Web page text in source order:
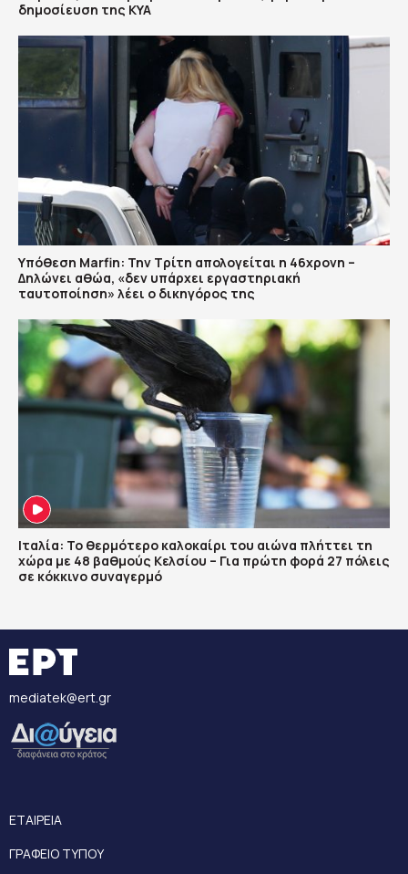
δημοσίευση της ΚΥΑ
Υπόθεση Marfin: Την Τρίτη απολογείται η 46χρονη –
Δηλώνει αθώα, «δεν υπάρχει εργαστηριακή
ταυτοποίηση» λέει ο δικηγόρος της
Ιταλία: Το θερμότερο καλοκαίρι του αιώνα πλήττει τη
χώρα με 48 βαθμούς Κελσίου – Για πρώτη φορά 27 πόλεις
σε κόκκινο συναγερμό
mediatek@ert.gr
ΕΤΑΙΡΕΙΑ
ΓΡΑΦΕΙΟ ΤΥΠΟΥ